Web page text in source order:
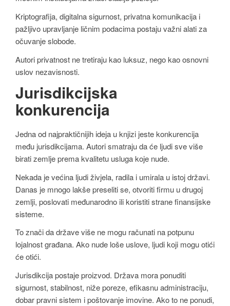
Kriptografija, digitalna sigurnost, privatna komunikacija i
pažljivo upravljanje ličnim podacima postaju važni alati za
očuvanje slobode.
Autori privatnost ne tretiraju kao luksuz, nego kao osnovni
uslov nezavisnosti.
Jurisdikcijska
konkurencija
Jedna od najpraktičnijih ideja u knjizi jeste konkurencija
među jurisdikcijama. Autori smatraju da će ljudi sve više
birati zemlje prema kvalitetu usluga koje nude.
Nekada je većina ljudi živjela, radila i umirala u istoj državi.
Danas je mnogo lakše preseliti se, otvoriti firmu u drugoj
zemlji, poslovati međunarodno ili koristiti strane finansijske
sisteme.
To znači da države više ne mogu računati na potpunu
lojalnost građana. Ako nude loše uslove, ljudi koji mogu otići
će otići.
Jurisdikcija postaje proizvod. Država mora ponuditi
sigurnost, stabilnost, niže poreze, efikasnu administraciju,
dobar pravni sistem i poštovanje imovine. Ako to ne ponudi,